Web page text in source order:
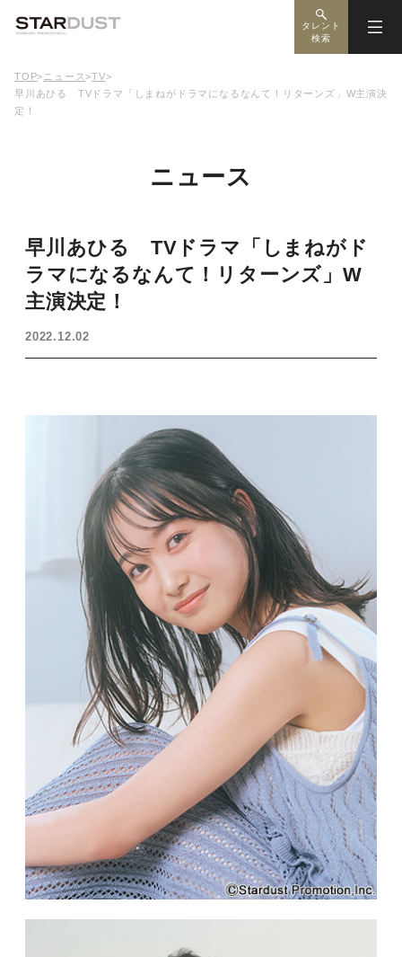
タレント
検索
TOP> ニュース>TV>
早川あひる TVドラマ「しまねがドラマになるなんて！リターンズ」W主演決
定！
ニュース
早川あひる TVドラマ「しまねがド
ラマになるなんて！リターンズ」W
主演決定！
2022.12.02